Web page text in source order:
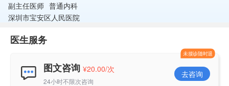
副主任医师 普通内科
深圳市宝安区人民医院
医生服务
图文咨询 ¥20.00/次
24小时不限次咨询
去咨询
未接诊随时退